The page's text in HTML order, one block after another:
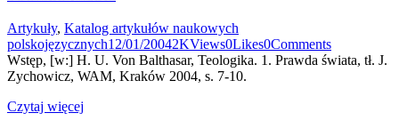
Artykuły, Katalog artykułów naukowych
polskojęzycznych12/01/20042KViews0Likes0Comments
Wstęp, [w:] H. U. Von Balthasar, Teologika. 1. Prawda świata, tł. J.
Zychowicz, WAM, Kraków 2004, s. 7-10.
Czytaj więcej